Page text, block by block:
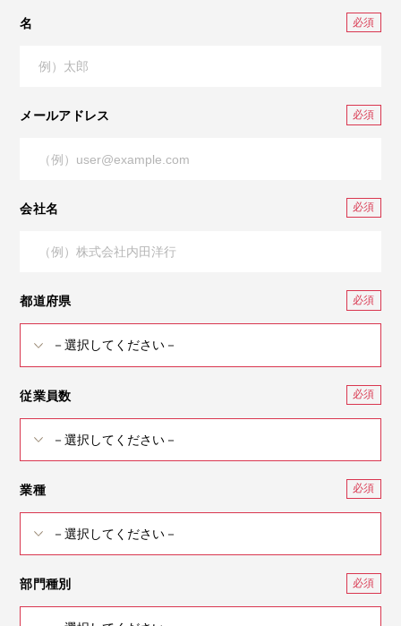
名
メールアドレス
会社名
都道府県
従業員数
業種
部門種別